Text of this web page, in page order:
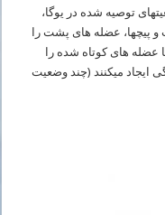
توصیه شده در یوگا،
پیچ­ها، عضله­ های پشت را
های کوتاه شده را
ایجاد می­کنند (چند وضعیت